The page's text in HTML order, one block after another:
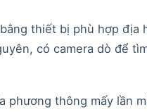
thiết bị phù hợp địa
có camera dò để
phương thông mấy lần